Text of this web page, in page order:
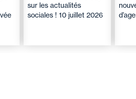
sur les actualités
sociales ! 10 juillet 2026